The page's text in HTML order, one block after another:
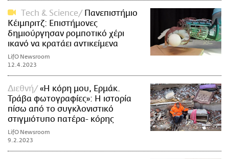
Τech & Science
Πανεπιστήμιο
Κέιμπριτζ: Επιστήμονες
δημιούργησαν ρομποτικό χέρι
ικανό να κρατάει αντικείμενα
LifO Newsroom
12.4.2023
Διεθνή
«Η κόρη μου, Ερμάκ.
Τράβα φωτογραφίες»: Η ιστορία
πίσω από το συγκλονιστικό
στιγμιότυπο πατέρα- κόρης
LifO Newsroom
9.2.2023